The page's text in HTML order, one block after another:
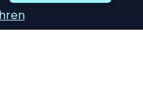
des Bettrahmens trägt